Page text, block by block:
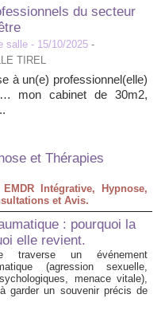
du secteur
salle - 15/10/2025 -
TIREL
à un(e) professionnel(elle)
mon cabinet de 30m2,
et Thérapies
Intégrative, Hypnose,
et Avis.
: pourquoi la
elle revient.
traverse un événement
(agression sexuelle,
menace vitale),
garder un souvenir précis de